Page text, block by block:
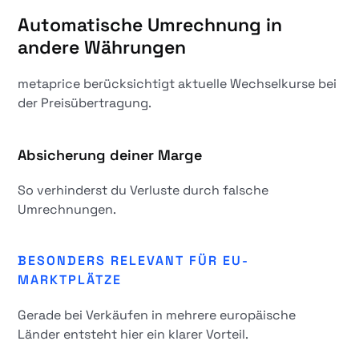
Automatische Umrechnung in
andere Währungen
metaprice berücksichtigt aktuelle Wechselkurse bei
der Preisübertragung.
Absicherung deiner Marge
So verhinderst du Verluste durch falsche
Umrechnungen.
BESONDERS RELEVANT FÜR EU-
MARKTPLÄTZE
Gerade bei Verkäufen in mehrere europäische
Länder entsteht hier ein klarer Vorteil.